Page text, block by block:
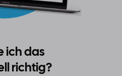
ich das
richtig?